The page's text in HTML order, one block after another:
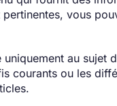
pertinentes, vous
au sujet
courants ou les